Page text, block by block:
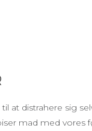
at distrahere sig
mad med vores